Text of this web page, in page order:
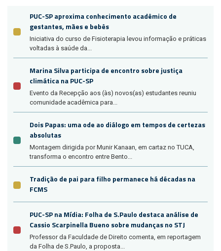
PUC-SP aproxima conhecimento acadêmico de
gestantes, mães e bebês
Iniciativa do curso de Fisioterapia levou informação e práticas
voltadas à saúde da...
Marina Silva participa de encontro sobre justiça
climática na PUC-SP
Evento da Recepção aos (às) novos(as) estudantes reuniu
comunidade acadêmica para...
Dois Papas: uma ode ao diálogo em tempos de certezas
absolutas
Montagem dirigida por Munir Kanaan, em cartaz no TUCA,
transforma o encontro entre Bento...
Tradição de pai para filho permanece há décadas na
FCMS
PUC-SP na Mídia: Folha de S.Paulo destaca análise de
Cassio Scarpinella Bueno sobre mudanças no STJ
Professor da Faculdade de Direito comenta, em reportagem
da Folha de S.Paulo, a proposta...